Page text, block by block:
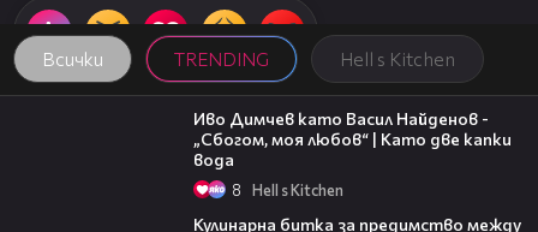
Всички TRENDING Hell s Kitchen
07:36
Иво Димчев като Васил Найденов -
„Сбогом, моя любов“ | Като две капки
вода
8 Hell s Kitchen
Кулинарна битка за предимство между